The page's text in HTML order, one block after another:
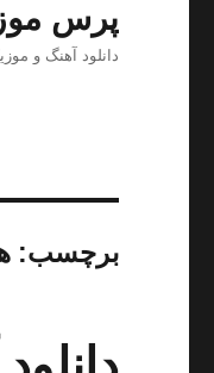
پرس
دانلود آهنگ و
برچسب: